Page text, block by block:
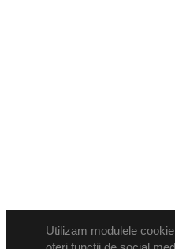
Utilizam modulele